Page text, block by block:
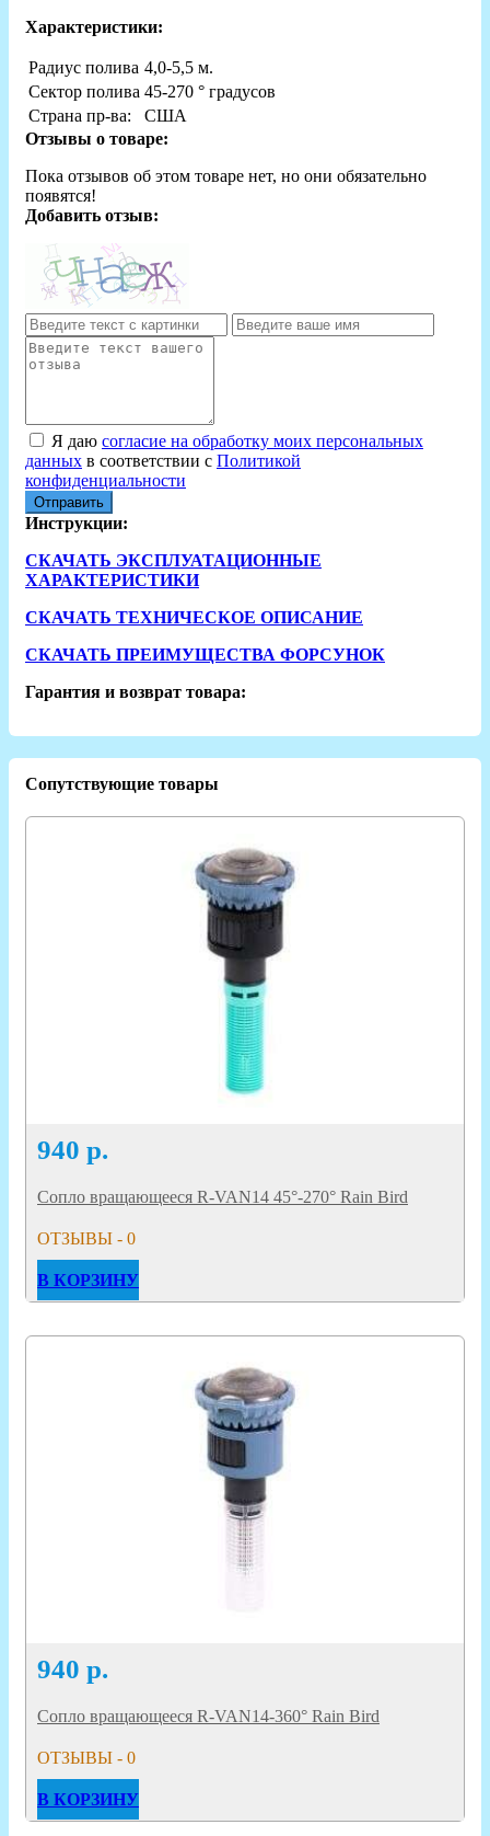
Характеристики:
Радиус полива 4,0-5,5 м.
Сектор полива 45-270 ° градусов
Страна пр-ва:
США
Отзывы о товаре:
Пока отзывов об этом товаре нет, но они обязательно
появятся!
Добавить отзыв:
Я даю согласие на обработку моих персональных
данных в соответствии с Политикой
конфиденциальности
Отправить
Инструкции:
СКАЧАТЬ ЭКСПЛУАТАЦИОННЫЕ
ХАРАКТЕРИСТИКИ
СКАЧАТЬ ТЕХНИЧЕСКОЕ ОПИСАНИЕ
СКАЧАТЬ ПРЕИМУЩЕСТВА ФОРСУНОК
Гарантия и возврат товара:
Сопутствующие товары
940 р.
Сопло вращающееся R-VAN14 45°-270° Rain Bird
ОТЗЫВЫ - 0
В КОРЗИНУ
940 р.
Сопло вращающееся R-VAN14-360° Rain Bird
ОТЗЫВЫ - 0
В КОРЗИНУ